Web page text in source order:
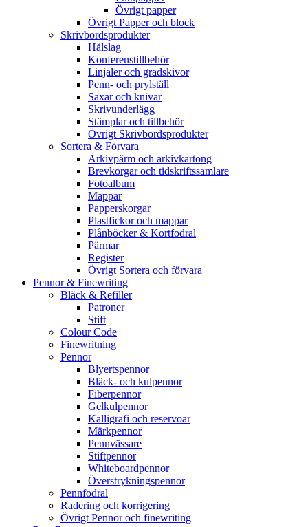
Övrigt papper
Övrigt Papper och block
Skrivbordsprodukter
Hålslag
Konferenstillbehör
Linjaler och gradskivor
Penn- och prylställ
Saxar och knivar
Skrivunderlägg
Stämplar och tillbehör
Övrigt Skrivbordsprodukter
Sortera & Förvara
Arkivpärm och arkivkartong
Brevkorgar och tidskriftssamlare
Fotoalbum
Mappar
Papperskorgar
Plastfickor och mappar
Plånböcker & Kortfodral
Pärmar
Register
Övrigt Sortera och förvara
Pennor & Finewriting
Bläck & Refiller
Patroner
Stift
Colour Code
Finewritning
Pennor
Blyertspennor
Bläck- och kulpennor
Fiberpennor
Gelkulpennor
Kalligrafi och reservoar
Märkpennor
Pennvässare
Stiftpennor
Whiteboardpennor
Överstrykningspennor
Pennfodral
Radering och korrigering
Övrigt Pennor och finewriting